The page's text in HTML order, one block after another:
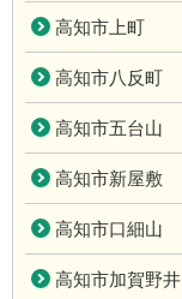
高知市上町
高知市八反町
高知市五台山
高知市新屋敷
高知市口細山
高知市加賀野井